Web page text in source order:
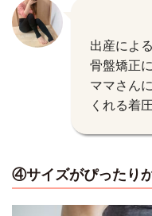
出産によ
骨盤矯正
ママさん
くれる着
④サイズがぴったり